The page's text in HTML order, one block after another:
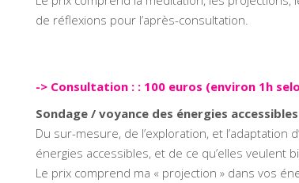
de réflexions pour l’après-consultation.
-> Consultation : : 100 euros (environ 1h
Sondage / voyance des énergies
Du sur-mesure, de l’exploration, et l’adaptation
énergies accessibles, et de ce qu’elles veulent
Le prix comprend ma « projection » dans vos